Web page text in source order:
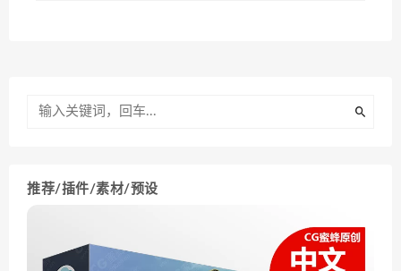
推荐/插件/素材/预设